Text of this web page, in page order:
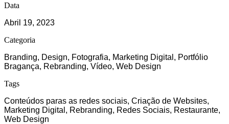
Data
Abril 19, 2023
Categoria
Branding, Design, Fotografia, Marketing Digital, Portfólio
Bragança, Rebranding, Vídeo, Web Design
Tags
Conteúdos paras as redes sociais, Criação de Websites,
Marketing Digital, Rebranding, Redes Sociais, Restaurante,
Web Design